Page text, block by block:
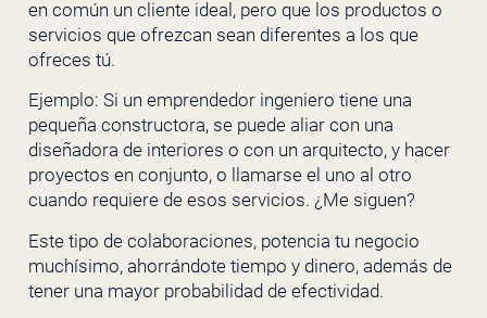
en común un cliente ideal, pero que los productos o
servicios que ofrezcan sean diferentes a los que
ofreces tú.
Ejemplo: Si un emprendedor ingeniero tiene una
pequeña constructora, se puede aliar con una
diseñadora de interiores o con un arquitecto, y hacer
proyectos en conjunto, o llamarse el uno al otro
cuando requiere de esos servicios. ¿Me siguen?
Este tipo de colaboraciones, potencia tu negocio
muchísimo, ahorrándote tiempo y dinero, además de
tener una mayor probabilidad de efectividad.